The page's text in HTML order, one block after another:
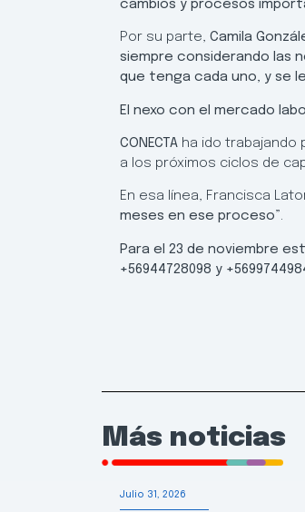
cambios y procesos
Por su parte, Camila
siempre considerando las
que tenga cada uno, y se
El nexo con el mercado
CONECTA ha ido trabajando
a los próximos ciclos de
En esa línea, Francisca
meses en ese proceso”.
Para el 23 de noviembre
+56944728098 y
Más noticias
Julio 31, 2026